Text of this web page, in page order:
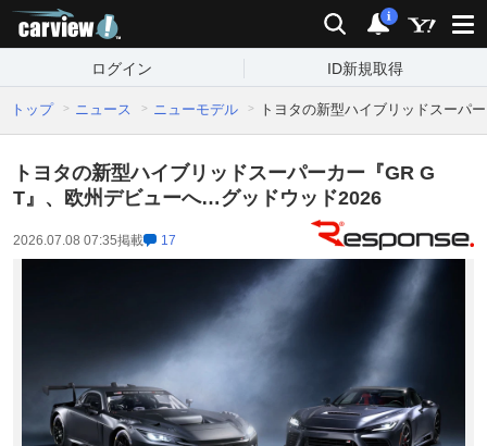
検索 通知
i
ログイン ID新規取得
トップ ニュース ニューモデル トヨタの新型ハイブリッドスーパ
トヨタの新型ハイブリッドスーパーカー『GR G
T』、欧州デビューへ…グッドウッド2026
2026.07.08 07:35掲載 17